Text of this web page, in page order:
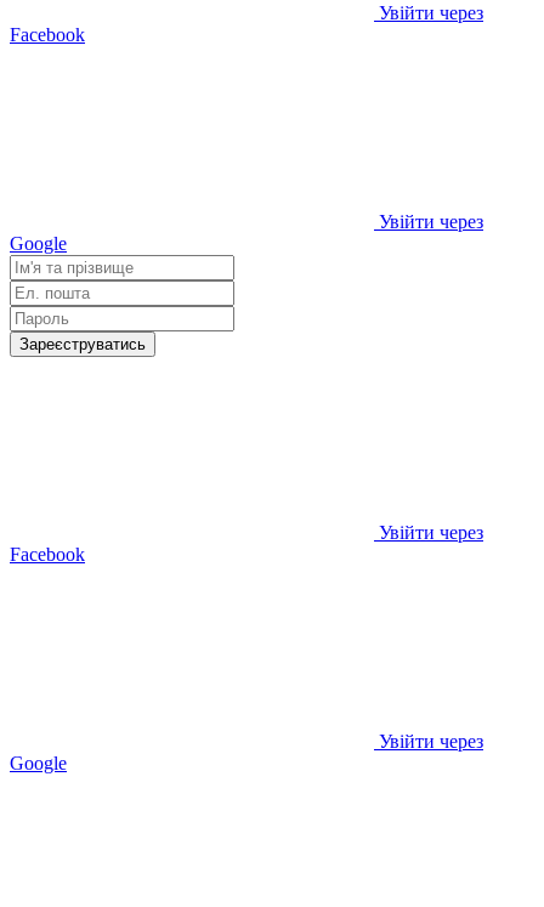
Увійти через
Facebook
Увійти через
Google
Зареєструватись
Увійти через
Facebook
Увійти через
Google